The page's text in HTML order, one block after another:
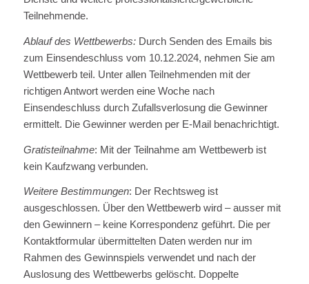
Teilnehmende.
Ablauf des Wettbewerbs:Durch Senden des Emails bis
zum Einsendeschluss vom 10.12.2024, nehmen Sie am
Wettbewerb teil. Unter allen Teilnehmenden mit der
richtigen Antwort werden eine Woche nach
Einsendeschluss durch Zufallsverlosung die Gewinner
ermittelt. Die Gewinner werden per E-Mail benachrichtigt.
Gratisteilnahme: Mit der Teilnahme am Wettbewerb ist
kein Kaufzwang verbunden.
Weitere Bestimmungen: Der Rechtsweg ist
ausgeschlossen. Über den Wettbewerb wird – ausser mit
den Gewinnern – keine Korrespondenz geführt. Die per
Kontaktformular übermittelten Daten werden nur im
Rahmen des Gewinnspiels verwendet und nach der
Auslosung des Wettbewerbs gelöscht. Doppelte